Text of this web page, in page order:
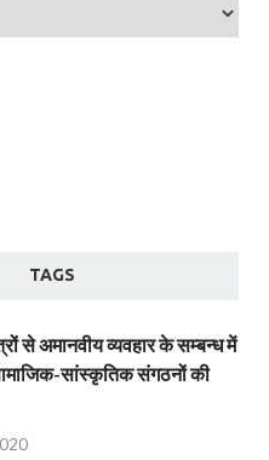
TAGS
से अमानवीय व्यवहार के सम्बन्ध में
सांस्कृतिक संगठनों की